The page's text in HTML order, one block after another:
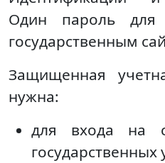
Один пароль для
государственным
Защищенная
нужна:
для входа на
государственных